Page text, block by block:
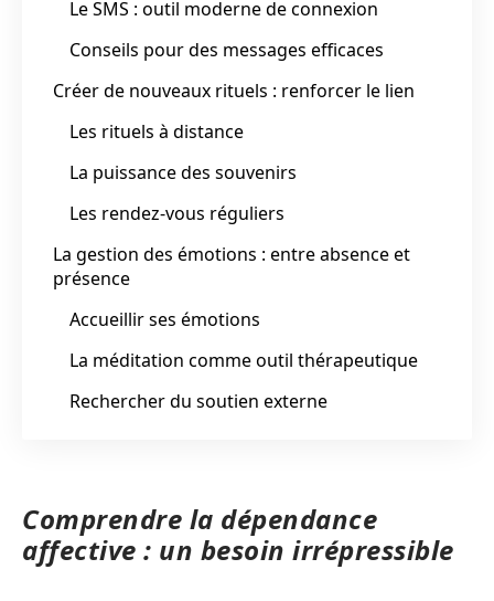
Le SMS : outil moderne de connexion
Conseils pour des messages efficaces
Créer de nouveaux rituels : renforcer le lien
Les rituels à distance
La puissance des souvenirs
Les rendez-vous réguliers
La gestion des émotions : entre absence et
présence
Accueillir ses émotions
La méditation comme outil thérapeutique
Rechercher du soutien externe
Comprendre la dépendance
affective : un besoin irrépressible